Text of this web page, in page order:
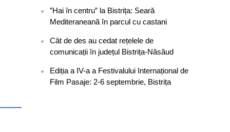
”Hai în centru” la Bistrița: Seară
Mediteraneană în parcul cu castani
Cât de des au cedat rețelele de
comunicații în județul Bistrița-Năsăud
Ediția a IV-a a Festivalului Internațional de
Film Pasaje: 2-6 septembrie, Bistrița